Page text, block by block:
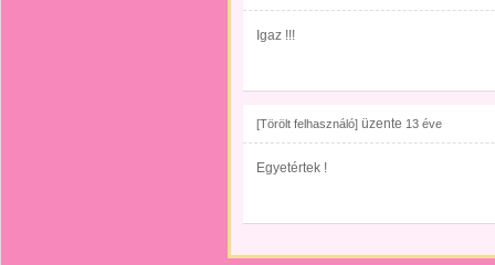
Igaz !!!
[Törölt felhasználó] üzente 13 éve
Egyetértek !